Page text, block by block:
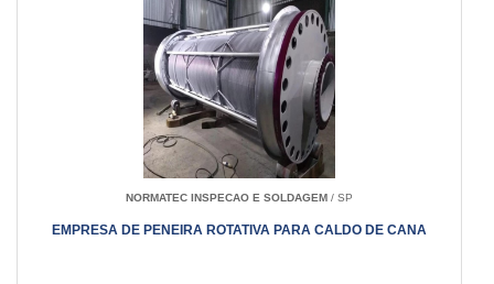
NORMATEC INSPECAO E SOLDAGEM / SP
EMPRESA DE PENEIRA ROTATIVA PARA CALDO DE CANA